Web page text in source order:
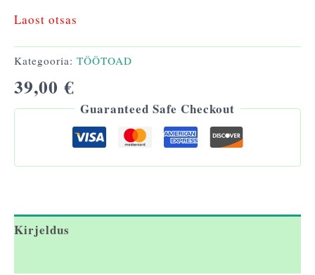
Laost otsas
Kategooria: TÖÖTOAD
39,00€
Guaranteed Safe Checkout
Kirjeldus